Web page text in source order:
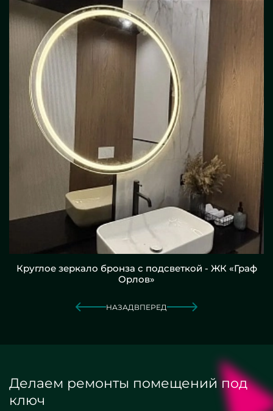
Круглое зеркало бронза с подсветкой - ЖК «Граф
Орлов»
НАЗАД ВПЕРЕД
Делаем ремонты помещений под
ключ